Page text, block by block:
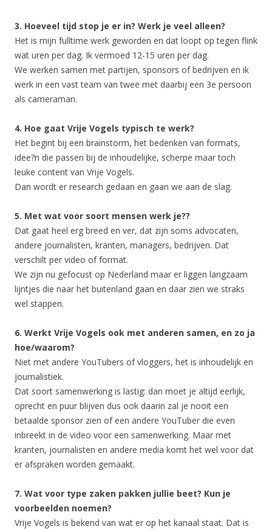
3. Hoeveel tijd stop je er in? Werk je veel alleen?
Het is mijn fulltime werk geworden en dat loopt op tegen flink
wat uren per dag. Ik vermoed 12-15 uren per dag.
We werken samen met partijen, sponsors of bedrijven en ik
werk in een vast team van twee met daarbij een 3e persoon
als cameraman.
4. Hoe gaat Vrije Vogels typisch te werk?
Het begint bij een brainstorm, het bedenken van formats,
idee?n die passen bij de inhoudelijke, scherpe maar toch
leuke content van Vrije Vogels.
Dan wordt er research gedaan en gaan we aan de slag.
5. Met wat voor soort mensen werk je??
Dat gaat heel erg breed en ver, dat zijn soms advocaten,
andere journalisten, kranten, managers, bedrijven. Dat
verschilt per video of format.
We zijn nu gefocust op Nederland maar er liggen langzaam
lijntjes die naar het buitenland gaan en daar zien we straks
wel stappen.
6. Werkt Vrije Vogels ook met anderen samen, en zo ja
hoe/waarom?
Niet met andere YouTubers of vloggers, het is inhoudelijk en
journalistiek.
Dat soort samenwerking is lastig: dan moet je altijd eerlijk,
oprecht en puur blijven dus ook daarin zal je nooit een
betaalde sponsor zien of een andere YouTuber die even
inbreekt in de video voor een samenwerking. Maar met
kranten, journalisten en andere media komt het wel voor dat
er afspraken worden gemaakt.
7. Wat voor type zaken pakken jullie beet? Kun je
voorbeelden noemen?
Vrije Vogels is bekend van wat er op het kanaal staat. Dat is